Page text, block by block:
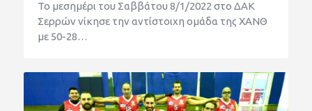
Το μεσημέρι του Σαββάτου 8/1/2022 στο ΔΑΚ
Σερρών νίκησε την αντίστοιχη ομάδα της ΧΑΝΘ
με 50-28…